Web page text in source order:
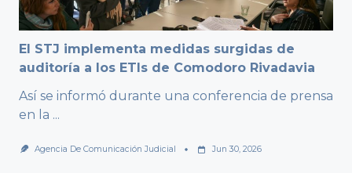
El STJ implementa medidas surgidas de
auditoría a los ETIs de Comodoro Rivadavia
Así se informó durante una conferencia de prensa
en la ...
Agencia De Comunicación Judicial Jun 30, 2026